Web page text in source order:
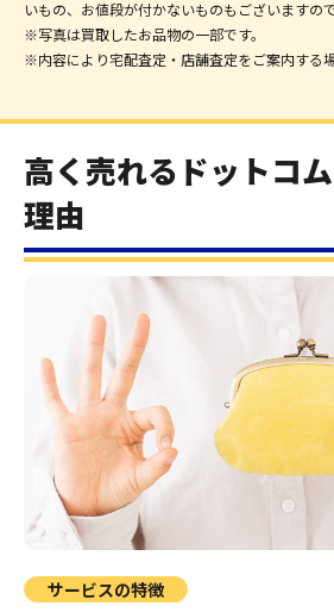
いもの、お値段が付かないものもございますの
※写真は買取したお品物の一部です。
※内容により宅配査定・店舗査定をご案内する
高く売れるドットコ
理由
サービスの特徴